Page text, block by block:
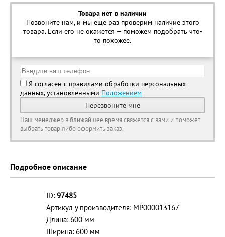
Товара нет в наличии
Позвоните нам, и мы еще раз проверим наличие этого
товара. Если его не окажется — поможем подобрать что-
то похожее.
Я согласен с правилами обработки персональных
данных, установленными Положением
Перезвоните мне
Наш менеджер в ближайшее время свяжется с вами и поможет
выбрать товар либо оформить заказ.
Подробное описание
ID: 97485
Артикул у производителя: MP000013167
Длина: 600 мм
Ширина: 600 мм